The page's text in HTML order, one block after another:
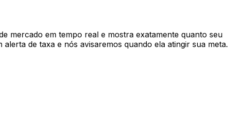
mercado em tempo real e mostra exatamente quanto seu
de taxa e nós avisaremos quando ela atingir sua meta.